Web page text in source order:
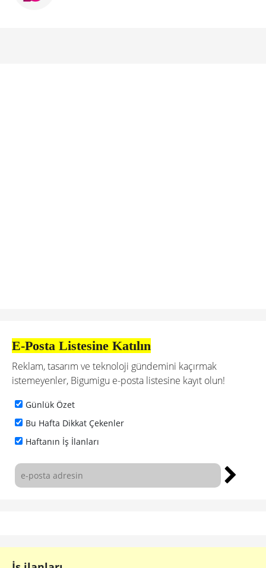
E-Posta Listesine Katılın
Reklam, tasarım ve teknoloji gündemini kaçırmak
istemeyenler, Bigumigu e-posta listesine kayıt olun!
Günlük Özet
Bu Hafta Dikkat Çekenler
Haftanın İş İlanları